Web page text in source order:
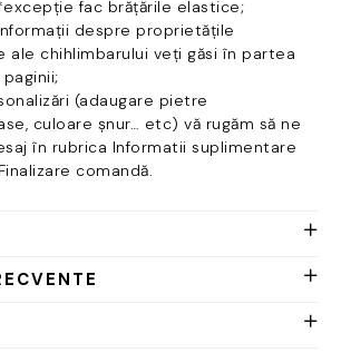
fac brățările elastice;
despre proprietățile
ale chihlimbarului veți găsi în partea
(adaugare pietre
culoare șnur… etc) vă rugăm să ne
în rubrica Informatii suplimentare
comandă.